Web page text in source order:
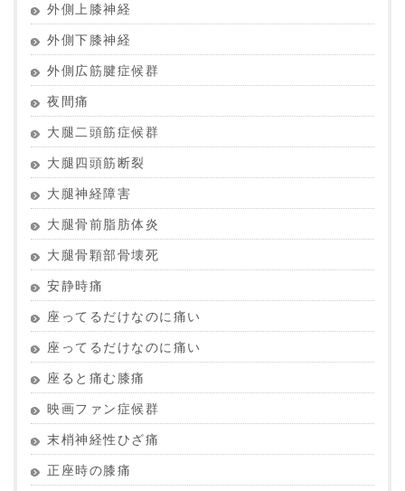
外側上膝神経
外側下膝神経
外側広筋腱症候群
夜間痛
大腿二頭筋症候群
大腿四頭筋断裂
大腿神経障害
大腿骨前脂肪体炎
大腿骨顆部骨壊死
安静時痛
座ってるだけなのに痛い
座ってるだけなのに痛い
座ると痛む膝痛
映画ファン症候群
末梢神経性ひざ痛
正座時の膝痛